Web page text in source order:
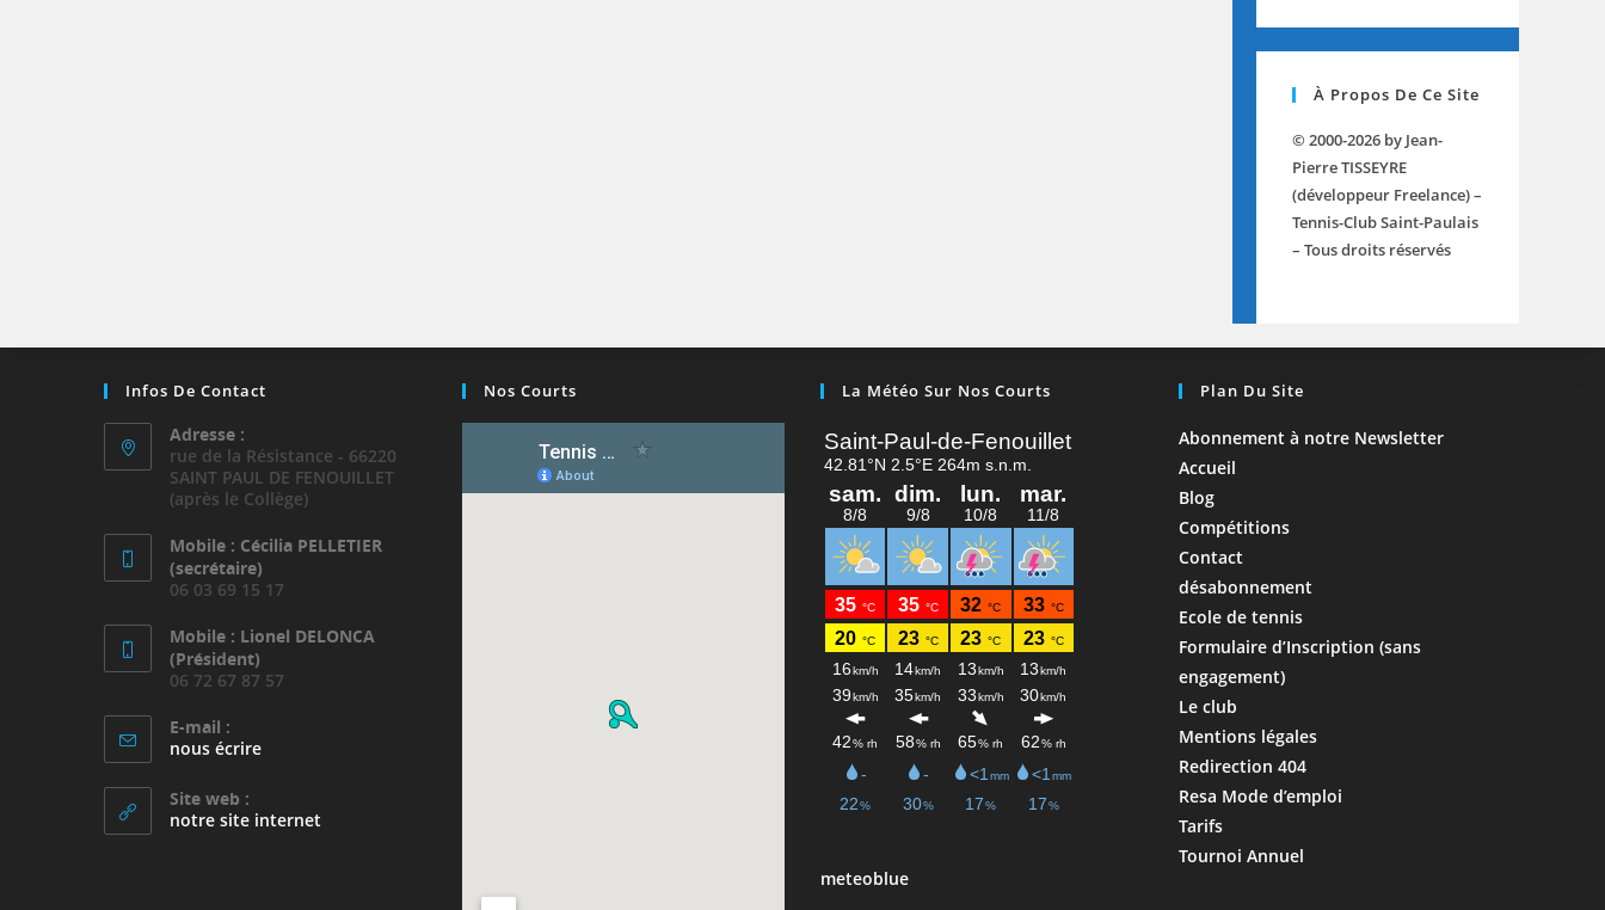
close
À Propos De Ce Site
© 2000-2026 by Jean-
Pierre TISSEYRE
(développeur Freelance) –
Tennis-Club Saint-Paulais
– Tous droits réservés
Infos De Contact
Adresse :
rue de la Résistance - 66220
SAINT PAUL DE FENOUILLET
(après le Collège)
Mobile : Cécilia PELLETIER
(secrétaire)
06 03 69 15 17
Mobile : Lionel DELONCA
(Président)
06 72 67 87 57
E-mail :
nous écrireS’ouvre
application
Site web :
notre site internet
Nos Courts La Météo Sur Nos Courts
meteoblue
Plan Du Site
Abonnement à notre Newsletter
Accueil
Blog
Compétitions
Contact
désabonnement
Ecole de tennis
Formulaire d’Inscription (sans
engagement)
Le club
Mentions légales
Redirection 404
Resa Mode d’emploi
Tarifs
Tournoi Annuel